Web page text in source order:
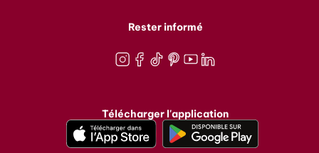
Rester informé
Télécharger l'application